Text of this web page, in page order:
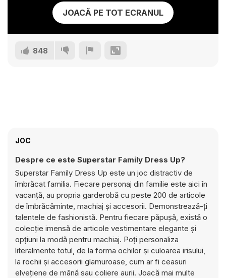
JOACĂ PE TOT ECRANUL
848
JOC
Despre ce este Superstar Family Dress Up?
Superstar Family Dress Up este un joc distractiv de
îmbrăcat familia. Fiecare personaj din familie este aici în
vacanță, au propria garderobă cu peste 200 de articole
de îmbrăcăminte, machiaj și accesorii. Demonstrează-ți
talentele de fashionistă. Pentru fiecare păpușă, există o
colecție imensă de articole vestimentare elegante și
opțiuni la modă pentru machiaj. Poți personaliza
literalmente totul, de la forma ochilor și culoarea irisului,
la rochii și accesorii glamuroase, cum ar fi ceasuri
elvețiene de mână sau coliere aurii. Joacă mai multe